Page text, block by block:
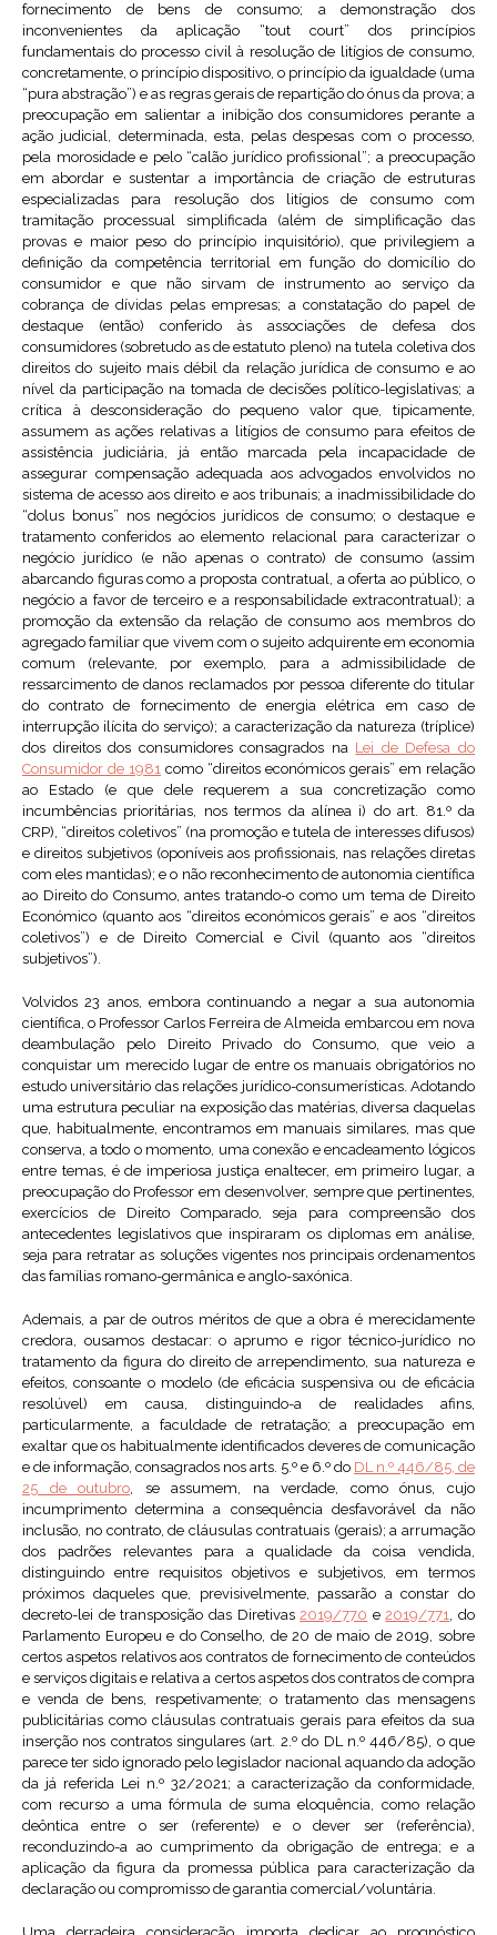
fornecimento de bens de consumo; a demonstração dos
inconvenientes da aplicação “tout court” dos princípios
fundamentais do processo civil à resolução de litígios de consumo,
concretamente, o princípio dispositivo, o princípio da igualdade (uma
“pura abstração”) e as regras gerais de repartição do ónus da prova; a
preocupação em salientar a inibição dos consumidores perante a
ação judicial, determinada, esta, pelas despesas com o processo,
pela morosidade e pelo “calão jurídico profissional”; a preocupação
em abordar e sustentar a importância de criação de estruturas
especializadas para resolução dos litígios de consumo com
tramitação processual simplificada (além de simplificação das
provas e maior peso do princípio inquisitório), que privilegiem a
definição da competência territorial em função do domicílio do
consumidor e que não sirvam de instrumento ao serviço da
cobrança de dívidas pelas empresas; a constatação do papel de
destaque (então) conferido às associações de defesa dos
consumidores (sobretudo as de estatuto pleno) na tutela coletiva dos
direitos do sujeito mais débil da relação jurídica de consumo e ao
nível da participação na tomada de decisões político-legislativas; a
crítica à desconsideração do pequeno valor que, tipicamente,
assumem as ações relativas a litígios de consumo para efeitos de
assistência judiciária, já então marcada pela incapacidade de
assegurar compensação adequada aos advogados envolvidos no
sistema de acesso aos direito e aos tribunais; a inadmissibilidade do
“dolus bonus” nos negócios jurídicos de consumo; o destaque e
tratamento conferidos ao elemento relacional para caracterizar o
negócio jurídico (e não apenas o contrato) de consumo (assim
abarcando figuras como a proposta contratual, a oferta ao público, o
negócio a favor de terceiro e a responsabilidade extracontratual); a
promoção da extensão da relação de consumo aos membros do
agregado familiar que vivem com o sujeito adquirente em economia
comum (relevante, por exemplo, para a admissibilidade de
ressarcimento de danos reclamados por pessoa diferente do titular
do contrato de fornecimento de energia elétrica em caso de
interrupção ilícita do serviço); a caracterização da natureza (tríplice)
dos direitos dos consumidores consagrados na Lei de Defesa do
Consumidor de 1981 como “direitos económicos gerais” em relação
ao Estado (e que dele requerem a sua concretização como
incumbências prioritárias, nos termos da alínea i) do art. 81.º da
CRP), “direitos coletivos” (na promoção e tutela de interesses difusos)
e direitos subjetivos (oponíveis aos profissionais, nas relações diretas
com eles mantidas); e o não reconhecimento de autonomia científica
ao Direito do Consumo, antes tratando-o como um tema de Direito
Económico (quanto aos “direitos económicos gerais” e aos “direitos
coletivos”) e de Direito Comercial e Civil (quanto aos “direitos
subjetivos”).
Volvidos 23 anos, embora continuando a negar a sua autonomia
científica, o Professor Carlos Ferreira de Almeida embarcou em nova
deambulação pelo Direito Privado do Consumo, que veio a
conquistar um merecido lugar de entre os manuais obrigatórios no
estudo universitário das relações jurídico-consumerísticas. Adotando
uma estrutura peculiar na exposição das matérias, diversa daquelas
que, habitualmente, encontramos em manuais similares, mas que
conserva, a todo o momento, uma conexão e encadeamento lógicos
entre temas, é de imperiosa justiça enaltecer, em primeiro lugar, a
preocupação do Professor em desenvolver, sempre que pertinentes,
exercícios de Direito Comparado, seja para compreensão dos
antecedentes legislativos que inspiraram os diplomas em análise,
seja para retratar as soluções vigentes nos principais ordenamentos
das famílias romano-germânica e anglo-saxónica.
Ademais, a par de outros méritos de que a obra é merecidamente
credora, ousamos destacar: o aprumo e rigor técnico-jurídico no
tratamento da figura do direito de arrependimento, sua natureza e
efeitos, consoante o modelo (de eficácia suspensiva ou de eficácia
resolúvel) em causa, distinguindo-a de realidades afins,
particularmente, a faculdade de retratação; a preocupação em
exaltar que os habitualmente identificados deveres de comunicação
e de informação, consagrados nos arts. 5.º e 6.º do DL n.º 446/85, de
25 de outubro, se assumem, na verdade, como ónus, cujo
incumprimento determina a consequência desfavorável da não
inclusão, no contrato, de cláusulas contratuais (gerais); a arrumação
dos padrões relevantes para a qualidade da coisa vendida,
distinguindo entre requisitos objetivos e subjetivos, em termos
próximos daqueles que, previsivelmente, passarão a constar do
decreto-lei de transposição das Diretivas2019/770 e2019/771, do
Parlamento Europeu e do Conselho, de 20 de maio de 2019, sobre
certos aspetos relativos aos contratos de fornecimento de conteúdos
e serviços digitais e relativa a certos aspetos dos contratos de compra
e venda de bens, respetivamente; o tratamento das mensagens
publicitárias como cláusulas contratuais gerais para efeitos da sua
inserção nos contratos singulares (art. 2.º do DL n.º 446/85), o que
parece ter sido ignorado pelo legislador nacional aquando da adoção
da já referida Lei n.º 32/2021; a caracterização da conformidade,
com recurso a uma fórmula de suma eloquência, como relação
deôntica entre o ser (referente) e o dever ser (referência),
reconduzindo-a ao cumprimento da obrigação de entrega; e a
aplicação da figura da promessa pública para caracterização da
declaração ou compromisso de garantia comercial/voluntária.